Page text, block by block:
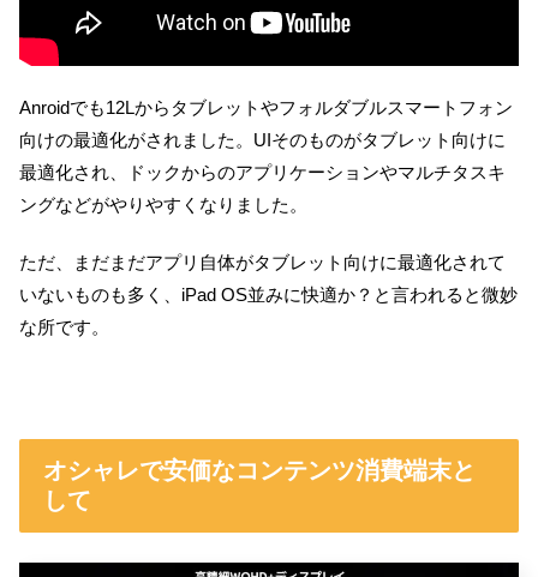
Anroidでも12Lからタブレットやフォルダブルスマートフォン
向けの最適化がされました。UIそのものがタブレット向けに
最適化され、ドックからのアプリケーションやマルチタスキ
ングなどがやりやすくなりました。
ただ、まだまだアプリ自体がタブレット向けに最適化されて
いないものも多く、iPad OS並みに快適か？と言われると微妙
な所です。
オシャレで安価なコンテンツ消費端末と
して